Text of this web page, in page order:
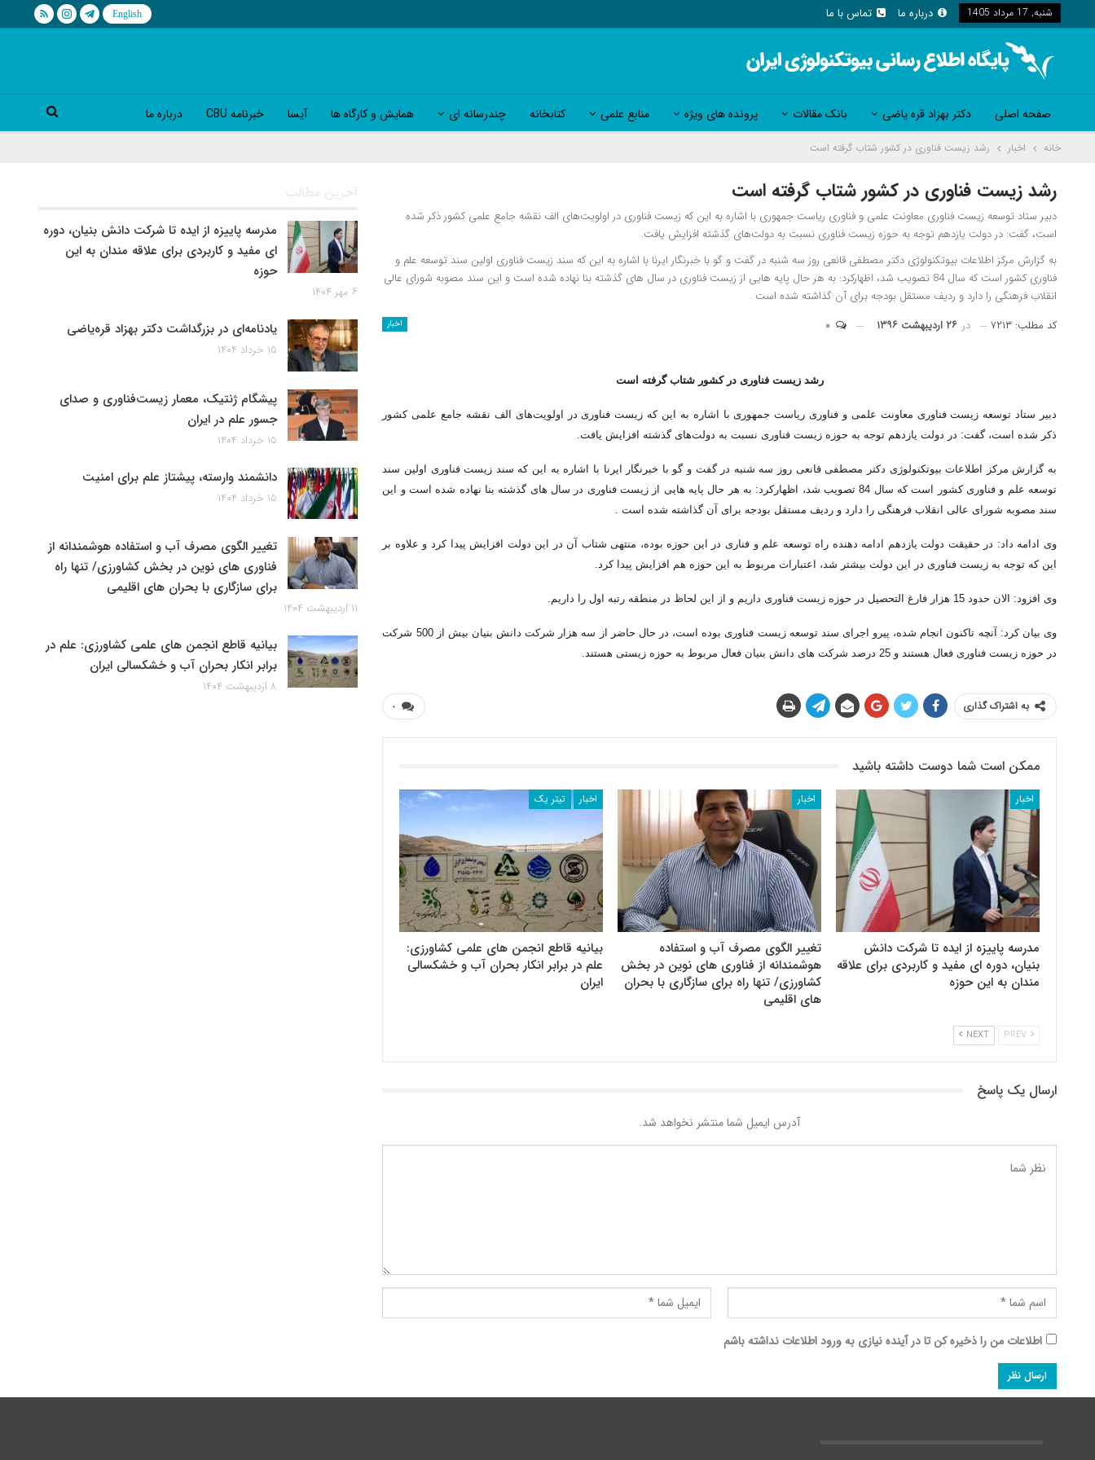
شنبه, 17 مرداد 1405 درباره ما تماس با ما
صفحه اصلی دکتر بهزاد قره یاضی بانک مقالات پرونده های ویژه منابع علمی کتابخانه چندرسانه ای همایش و کارگاه ها آیسا خبرنامه CBU درباره ما
خانه اخبار رشد زیست فناوری در کشور شتاب گرفته است
رشد زیست فناوری در کشور شتاب گرفته است
دبیر ستاد توسعه زیست فناوری معاونت علمی و فناوری ریاست جمهوری با اشاره به این که زیست فناوری در اولویت‌های الف نقشه جامع علمی کشور ذکر شده
است، گفت: در دولت یازدهم توجه به حوزه زیست فناوری نسبت به دولت‌های گذشته افزایش یافت.
به گزارش مرکز اطلاعات بیوتکنولوژی دکتر مصطفی قانعی روز سه شنبه در گفت و گو با خبرنگار ایرنا با اشاره به این که سند زیست فناوری اولین سند توسعه علم و
فناوری کشور است که سال 84 تصویب شد، اظهارکرد: به هر حال پایه هایی از زیست فناوری در سال های گذشته بنا نهاده شده است و این سند مصوبه شورای عالی
انقلاب فرهنگی را دارد و ردیف مستقل بودجه برای آن گذاشته شده است .
اخبار کد مطلب: ۷۲۱۳ در ۲۶ اردیبهشت ۱۳۹۶
رشد زیست فناوری در کشور شتاب گرفته است
دبیر ستاد توسعه زیست فناوری معاونت علمی و فناوری ریاست جمهوری با اشاره به این که زیست فناوری در اولویت‌های الف نقشه جامع علمی کشور
ذکر شده است، گفت: در دولت یازدهم توجه به حوزه زیست فناوری نسبت به دولت‌های گذشته افزایش یافت.
به گزارش مرکز اطلاعات بیوتکنولوژی دکتر مصطفی قانعی روز سه شنبه در گفت و گو با خبرنگار ایرنا با اشاره به این که سند زیست فناوری اولین سند
توسعه علم و فناوری کشور است که سال 84 تصویب شد، اظهارکرد: به هر حال پایه هایی از زیست فناوری در سال های گذشته بنا نهاده شده است و این
سند مصوبه شورای عالی انقلاب فرهنگی را دارد و ردیف مستقل بودجه برای آن گذاشته شده است .
وی ادامه داد: در حقیقت دولت یازدهم ادامه دهنده راه توسعه علم و فناری در این حوزه بوده، منتهی شتاب آن در این دولت افزایش پیدا کرد و علاوه بر
این که توجه به زیست فناوری در این دولت بیشتر شد، اعتبارات مربوط به این حوزه هم افزایش پیدا کرد.
وی افزود: الان حدود 15 هزار فارغ التحصیل در حوزه زیست فناوری داریم و از این لحاظ در منطقه رتبه اول را داریم.
وی بیان کرد: آنچه تاکنون انجام شده، پیرو اجرای سند توسعه زیست فناوری بوده است، در حال حاضر از سه هزار شرکت دانش بنیان بیش از 500 شرکت
در حوزه زیست فناوری فعال هستند و 25 درصد شرکت های دانش بنیان فعال مربوط به حوزه زیستی هستند.
۰ به اشتراک گذاری
ممکن است شما دوست داشته باشید
اخبار
مدرسه پاییزه از ایده تا شرکت دانش
بنیان، دوره ای مفید و کاربردی برای علاقه
مندان به این حوزه
اخبار
تغییر الگوی مصرف آب و استفاده
هوشمندانه از فناوری های نوین در بخش
کشاورزی/ تنها راه برای سازگاری با بحران
های اقلیمی
اخبار تیتر یک
بیانیه قاطع انجمن های علمی کشاورزی:
علم در برابر انکار بحران آب و خشکسالی
ایران
NEXT
ارسال یک پاسخ
آدرس ایمیل شما منتشر نخواهد شد.
اطلاعات من را ذخیره کن تا در آینده نیازی به ورود اطلاعات نداشته باشم
آخرین مطالب
مدرسه پاییزه از ایده تا شرکت دانش بنیان، دوره
ای مفید و کاربردی برای علاقه مندان به این
حوزه
۶ مهر ۱۴۰۴
یادنامه‌ای در بزرگداشت دکتر بهزاد قره‌یاضی
۱۵ خرداد ۱۴۰۴
پیشگام ژنتیک، معمار زیست‌فناوری و صدای
جسور علم در ایران
۱۵ خرداد ۱۴۰۴
دانشمند وارسته، پیشتاز علم برای امنیت
۱۵ خرداد ۱۴۰۴
تغییر الگوی مصرف آب و استفاده هوشمندانه از
فناوری های نوین در بخش کشاورزی/ تنها راه
برای سازگاری با بحران های اقلیمی
۱۱ اردیبهشت ۱۴۰۴
بیانیه قاطع انجمن های علمی کشاورزی: علم در
برابر انکار بحران آب و خشکسالی ایران
۸ اردیبهشت ۱۴۰۴